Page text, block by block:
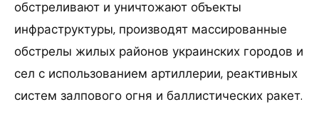
обстреливают и уничтожают объекты
инфраструктуры, производят массированные
обстрелы жилых районов украинских городов и
сел с использованием артиллерии, реактивных
систем залпового огня и баллистических ракет.